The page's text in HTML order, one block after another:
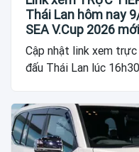
Thái Lan hôm nay
SEA V.Cup 2026
Cập nhật link xem
đấu Thái Lan lúc